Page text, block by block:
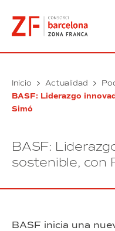
contenido
Inicio Actualidad
BASF: Liderazgo
Simó
BASF:
sostenible, con
BASF inicia una